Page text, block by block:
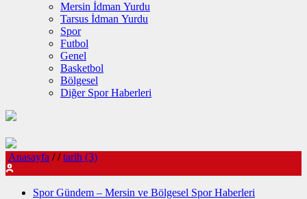
Mersin İdman Yurdu
Tarsus İdman Yurdu
Spor
Futbol
Genel
Basketbol
Bölgesel
Diğer Spor Haberleri
Anasayfa / / tarih (3)
Spor Gündem – Mersin ve Bölgesel Spor Haberleri